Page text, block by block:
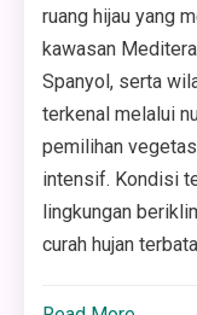
ruang hijau yang
kawasan
Spanyol, serta
terkenal melalui
pemilihan
intensif. Kondisi
lingkungan
curah hujan